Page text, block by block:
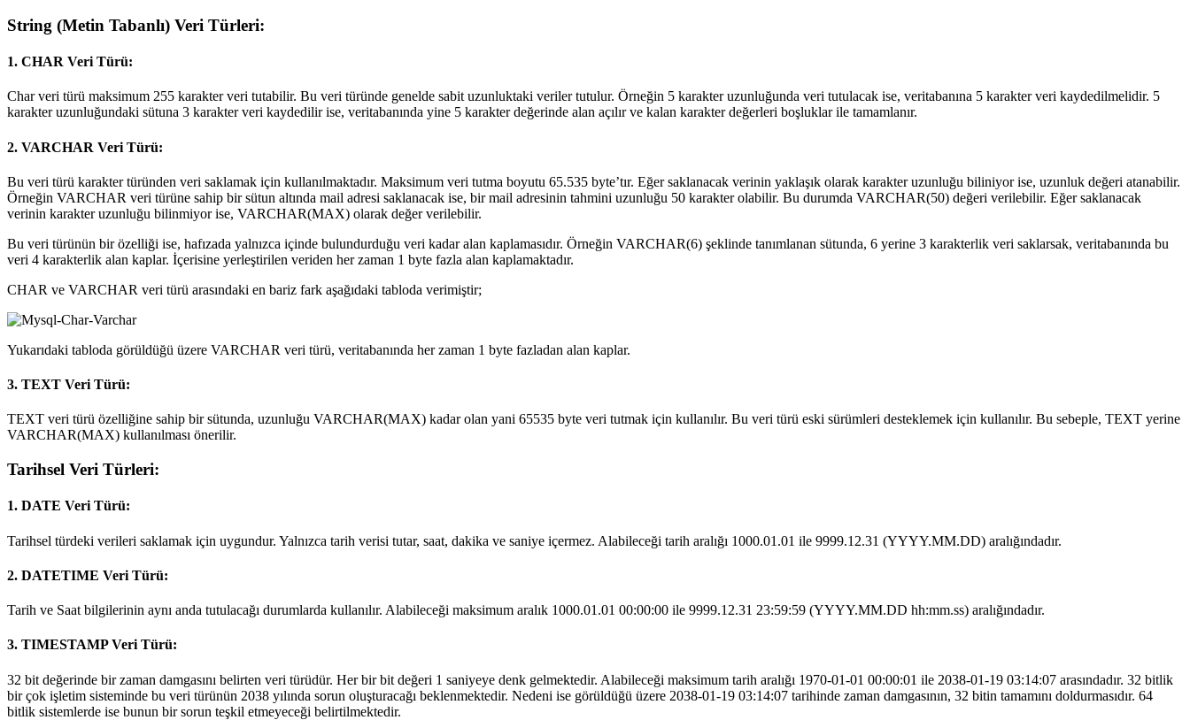
String (Metin Tabanlı) Veri Türleri:
1. CHAR Veri Türü:
Char veri türü maksimum 255 karakter veri tutabilir. Bu veri türünde genelde sabit uzunluktaki veriler tutulur. Örneğin 5 karakter uzunluğunda veri tutulacak ise, veritabanına 5 karakter veri kaydedilmelidir. 5
karakter uzunluğundaki sütuna 3 karakter veri kaydedilir ise, veritabanında yine 5 karakter değerinde alan açılır ve kalan karakter değerleri boşluklar ile tamamlanır.
2. VARCHAR Veri Türü:
Bu veri türü karakter türünden veri saklamak için kullanılmaktadır. Maksimum veri tutma boyutu 65.535 byte’tır. Eğer saklanacak verinin yaklaşık olarak karakter uzunluğu biliniyor ise, uzunluk değeri atanabilir.
Örneğin VARCHAR veri türüne sahip bir sütun altında mail adresi saklanacak ise, bir mail adresinin tahmini uzunluğu 50 karakter olabilir. Bu durumda VARCHAR(50) değeri verilebilir. Eğer saklanacak
verinin karakter uzunluğu bilinmiyor ise, VARCHAR(MAX) olarak değer verilebilir.
Bu veri türünün bir özelliği ise, hafızada yalnızca içinde bulundurduğu veri kadar alan kaplamasıdır. Örneğin VARCHAR(6) şeklinde tanımlanan sütunda, 6 yerine 3 karakterlik veri saklarsak, veritabanında bu
veri 4 karakterlik alan kaplar. İçerisine yerleştirilen veriden her zaman 1 byte fazla alan kaplamaktadır.
CHAR ve VARCHAR veri türü arasındaki en bariz fark aşağıdaki tabloda verimiştir;
Yukarıdaki tabloda görüldüğü üzere VARCHAR veri türü, veritabanında her zaman 1 byte fazladan alan kaplar.
3. TEXT Veri Türü:
TEXT veri türü özelliğine sahip bir sütunda, uzunluğu VARCHAR(MAX) kadar olan yani 65535 byte veri tutmak için kullanılır. Bu veri türü eski sürümleri desteklemek için kullanılır. Bu sebeple, TEXT yerine
VARCHAR(MAX) kullanılması önerilir.
Tarihsel Veri Türleri:
1. DATE Veri Türü:
Tarihsel türdeki verileri saklamak için uygundur. Yalnızca tarih verisi tutar, saat, dakika ve saniye içermez. Alabileceği tarih aralığı 1000.01.01 ile 9999.12.31 (YYYY.MM.DD) aralığındadır.
2. DATETIME Veri Türü:
Tarih ve Saat bilgilerinin aynı anda tutulacağı durumlarda kullanılır. Alabileceği maksimum aralık 1000.01.01 00:00:00 ile 9999.12.31 23:59:59 (YYYY.MM.DD hh:mm.ss) aralığındadır.
3. TIMESTAMP Veri Türü:
32 bit değerinde bir zaman damgasını belirten veri türüdür. Her bir bit değeri 1 saniyeye denk gelmektedir. Alabileceği maksimum tarih aralığı 1970-01-01 00:00:01 ile 2038-01-19 03:14:07 arasındadır. 32 bitlik
bir çok işletim sisteminde bu veri türünün 2038 yılında sorun oluşturacağı beklenmektedir. Nedeni ise görüldüğü üzere 2038-01-19 03:14:07 tarihinde zaman damgasının, 32 bitin tamamını doldurmasıdır. 64
bitlik sistemlerde ise bunun bir sorun teşkil etmeyeceği belirtilmektedir.